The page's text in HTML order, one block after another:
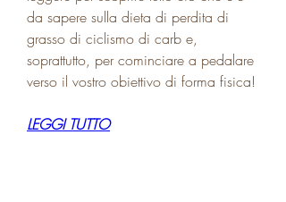
da sapere sulla dieta di perdita di
grasso di ciclismo di carb e,
soprattutto, per cominciare a pedalare
verso il vostro obiettivo di forma fisica!
LEGGI TUTTO